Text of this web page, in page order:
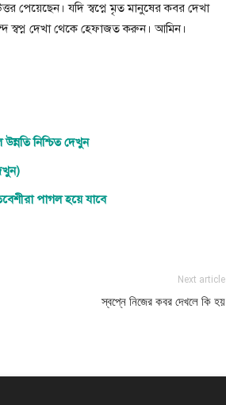
পেয়েছেন। যদি স্বপ্নে মৃত মানুষের কবর দেখা
স্বপ্ন দেখা থেকে হেফাজত করুন। আমিন।
নিশ্চিত দেখুন
পাগল হয়ে যাবে
Next article
স্বপ্নে নিজের কবর দেখলে কি হয়